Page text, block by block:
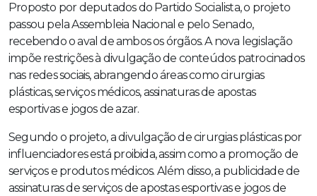
Proposto por deputados do Partido Socialista, o projeto
passou pela Assembleia Nacional e pelo Senado,
recebendo o aval de ambos os órgãos. A nova legislação
impõe restrições à divulgação de conteúdos patrocinados
nas redes sociais, abrangendo áreas como cirurgias
plásticas, serviços médicos, assinaturas de apostas
esportivas e jogos de azar.
Segundo o projeto, a divulgação de cirurgias plásticas por
influenciadores está proibida, assim como a promoção de
serviços e produtos médicos. Além disso, a publicidade de
assinaturas de serviços de apostas esportivas e jogos de